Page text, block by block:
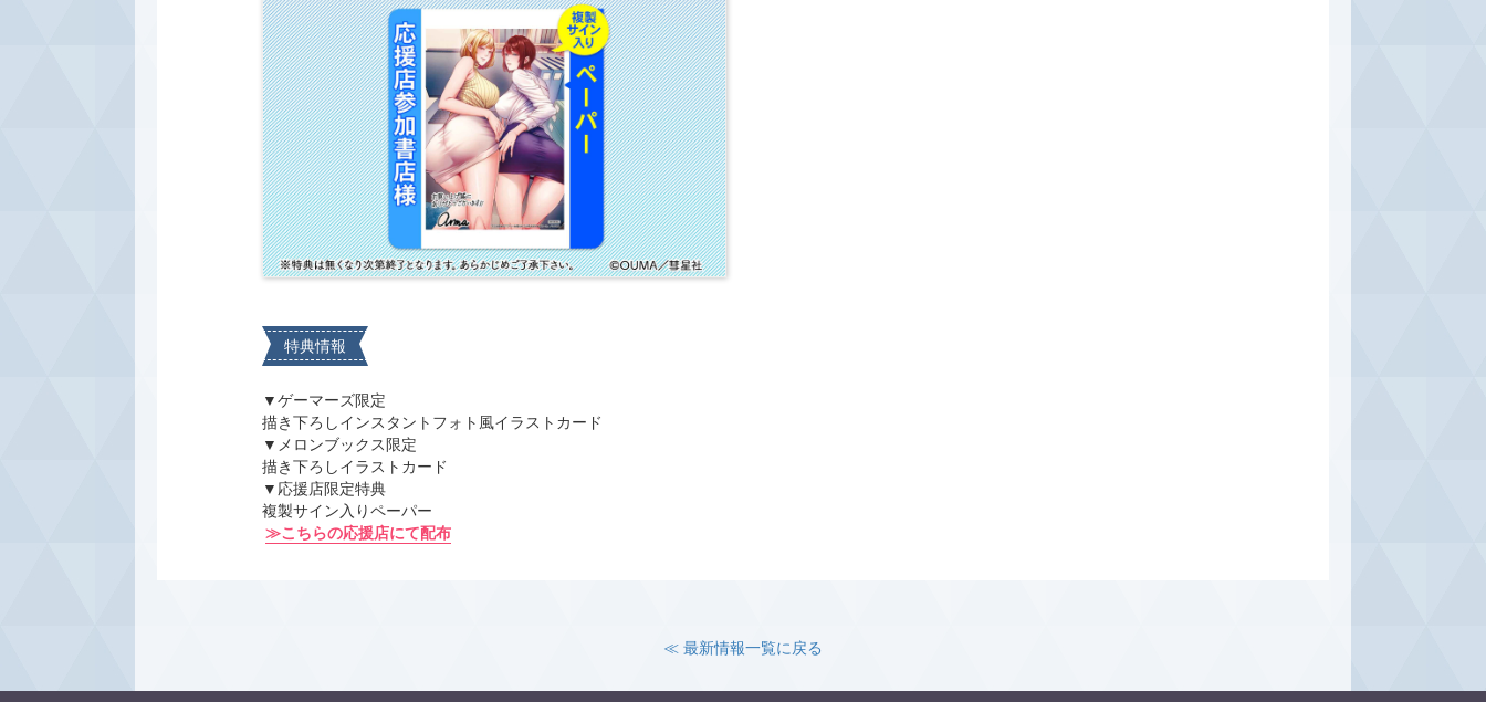
特典情報
▼ゲーマーズ限定
描き下ろしインスタントフォト風イラストカード
▼メロンブックス限定
描き下ろしイラストカード
▼応援店限定特典
複製サイン入りペーパー
≫こちらの応援店にて配布
≪ 最新情報一覧に戻る